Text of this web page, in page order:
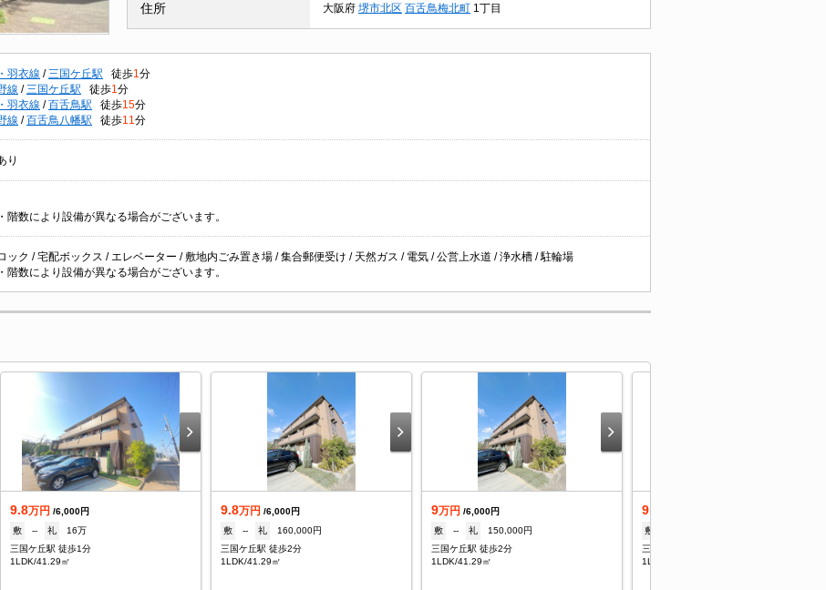
住所 大阪府 堺市北区 百舌鳥梅北町 1丁目
羽衣線 / 三国ケ丘駅 徒歩1 分
線 / 三国ケ丘駅 徒歩1 分
羽衣線 / 百舌鳥駅 徒歩15分
線 / 百舌鳥八幡駅 徒歩11 分
り
階数により設備が異なる場合がございます。
ック / 宅配ボックス / エレベーター / 敷地内ごみ置き場 / 集合郵便受け / 天然ガス / 電気 / 公営上水道 / 浄水槽 / 駐輪場
階数により設備が異なる場合がございます。
9.8万円 /6,000円
敷
-- 礼
16万
三国ケ丘駅 徒歩1分
1LDK/41.29㎡
9.8万円 /6,000円
敷
-- 礼
160,000円
三国ケ丘駅 徒歩2分
1LDK/41.29㎡
9万円 /6,000円
敷
-- 礼
150,000円
三国ケ丘駅 徒歩2分
1LDK/41.29㎡
9.8
敷
三国ケ丘駅 徒歩2分
1LDK/41.29㎡